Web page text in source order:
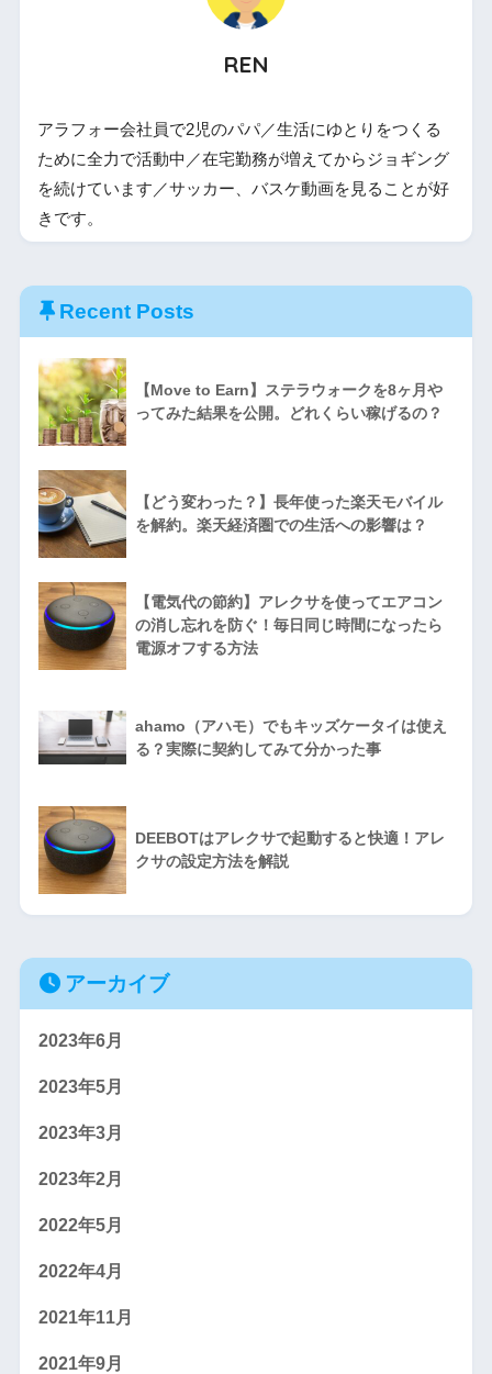
REN
アラフォー会社員で2児のパパ／生活にゆとりをつくる
ために全力で活動中／在宅勤務が増えてからジョギング
を続けています／サッカー、バスケ動画を見ることが好
きです。
Recent Posts
【Move to Earn】ステラウォークを8ヶ月や
ってみた結果を公開。どれくらい稼げるの？
【どう変わった？】長年使った楽天モバイル
を解約。楽天経済圏での生活への影響は？
【電気代の節約】アレクサを使ってエアコン
の消し忘れを防ぐ！毎日同じ時間になったら
電源オフする方法
ahamo（アハモ）でもキッズケータイは使え
る？実際に契約してみて分かった事
DEEBOTはアレクサで起動すると快適！アレ
クサの設定方法を解説
アーカイブ
2023年6月
2023年5月
2023年3月
2023年2月
2022年5月
2022年4月
2021年11月
2021年9月